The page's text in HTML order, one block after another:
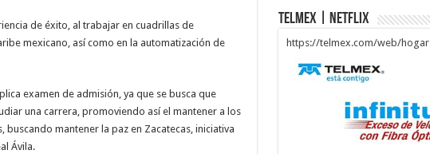
de éxito, al trabajar en cuadrillas de
mexicano, así como en la automatización de
examen de admisión, ya que se busca que
una carrera, promoviendo así el mantener a los
mantener la paz en Zacatecas, iniciativa
Ávila.
Telmex | Netflix
https://telmex.com/web/hogar